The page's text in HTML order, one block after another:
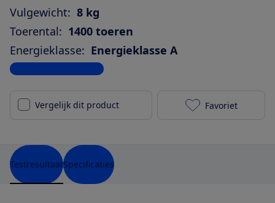
Vulgewicht: 8 kg
Toerental: 1400 toeren
Energieklasse: Energieklasse A
Bekijk alle specificaties
Vergelijk dit product Beko
Favoriet
TestresultaatSpecificaties